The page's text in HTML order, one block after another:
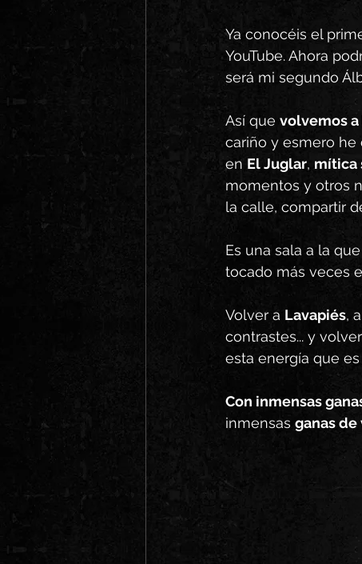
Ya conocéis el
YouTube. Ahora
será mi segundo
Así que volvemos a
cariño y esmero he
en El Juglar, mítica
momentos y otros
la calle, compartir
Es una sala a la
tocado más veces
Volver a Lavapiés,
contrastes... y
esta energía que
Con inmensas
inmensas ganas